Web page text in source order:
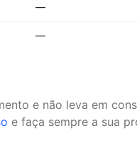
—
—
e não leva em
e faça sempre a sua